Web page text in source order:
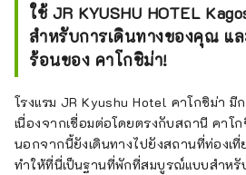
ใช้ JR KYUSHU HOTEL
สำหรับการเดินทางของคุณ แ
ร้อนของ คาโกชิม่า!
โรงแรม JR Kyushu Hotel คาโกชิม่า มี
เนื่องจากเชื่อมต่อโดยตรงกับสถานี คาโ
นอกจากนี้ยังเดินทางไปยังสถานที่ท่องเที่
ทำให้ที่นี่เป็นฐานที่พักที่สมบูรณ์แบบสำห